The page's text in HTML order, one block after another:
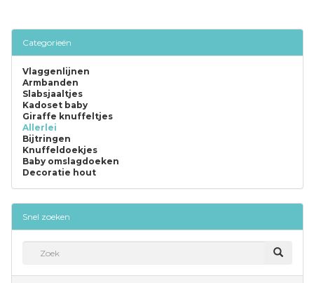
Categorieën
Vlaggenlijnen
Armbanden
Slabsjaaltjes
Kadoset baby
Giraffe knuffeltjes
Allerlei
Bijtringen
Knuffeldoekjes
Baby omslagdoeken
Decoratie hout
Snel zoeken